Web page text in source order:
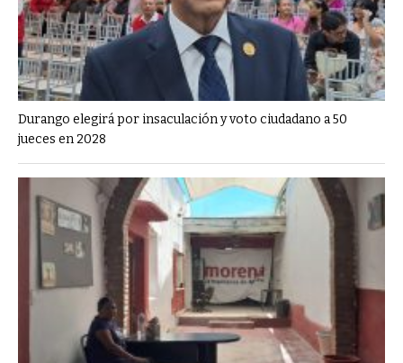
Durango elegirá por insaculación y voto ciudadano a 50
jueces en 2028